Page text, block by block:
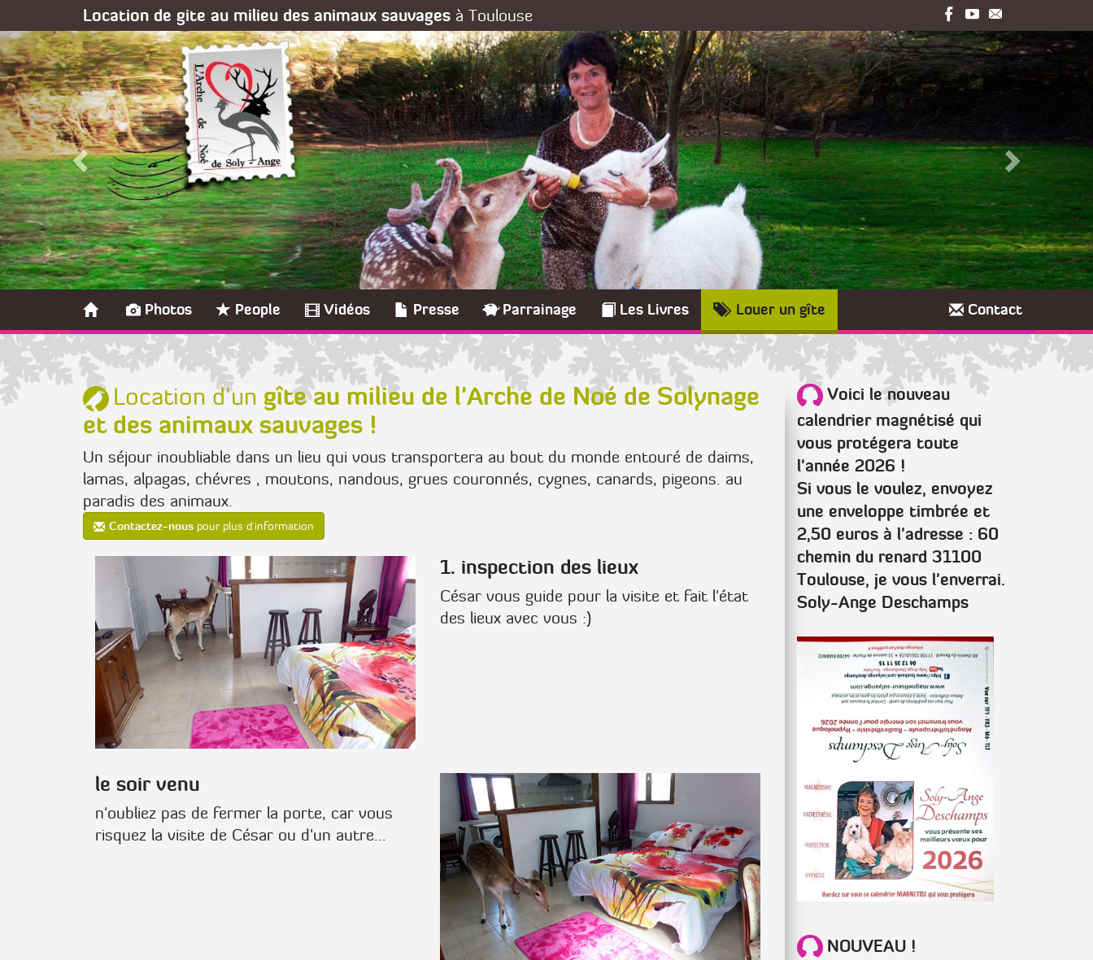
Location de gite au milieu des animaux sauvages à Toulouse
Photos People Vidéos Presse Parrainage Les Livres Louer un gîte Contact
Location d'un gîte au milieu de l'Arche de Noé de Solynage
et des animaux sauvages !
Un séjour inoubliable dans un lieu qui vous transportera au bout du monde entouré de daims,
lamas, alpagas, chévres , moutons, nandous, grues couronnés, cygnes, canards, pigeons. au
paradis des animaux.
Contactez-nous pour plus d'information
1. inspection des lieux
César vous guide pour la visite et fait l'état
des lieux avec vous :)
le soir venu
n'oubliez pas de fermer la porte, car vous
risquez la visite de César ou d'un autre...
Voici le nouveau
calendrier magnétisé qui
vous protégera toute
l'année 2026 !
Si vous le voulez, envoyez
une enveloppe timbrée et
2,50 euros à l'adresse : 60
chemin du renard 31100
Toulouse, je vous l'enverrai.
Soly-Ange Deschamps
NOUVEAU !